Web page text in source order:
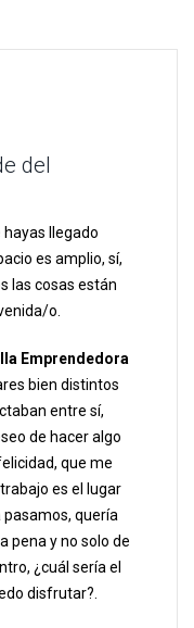
del
hayas llegado
es amplio, sí,
las cosas están
o.
Emprendedora
bien distintos
entre sí,
de hacer algo
que me
es el lugar
quería
pena y no solo de
¿cuál sería el
disfrutar?.